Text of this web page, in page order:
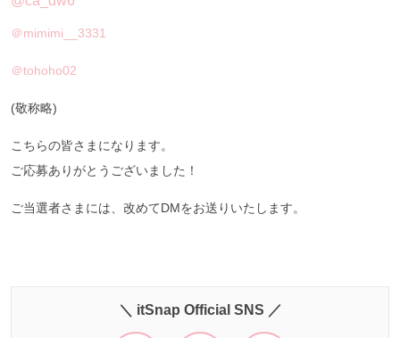
＠mimimi__3331
＠tohoho02
(敬称略)
こちらの皆さまになります。
ご応募ありがとうございました！
ご当選者さまには、改めてDMをお送りいたします。
＼ itSnap Official SNS ／